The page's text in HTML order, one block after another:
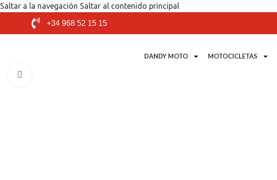
Saltar a la navegación Saltar al contenido principal
+34 968 52 15 15
DANDY MOTO MOTOCICLETAS